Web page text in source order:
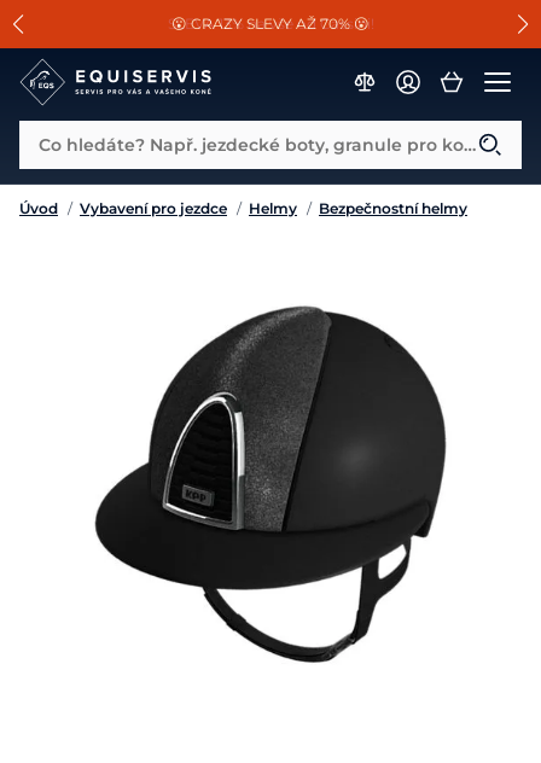
SLEVA 13% na vše od Cassini!
😮 CRAZY SLEVY AŽ 70% 😮
📐Pasování a doplňky k vybraným sedlům ZDARMA 🐴
Co hledáte? Např. jezdecké boty, granule pro koně...
Úvod / Vybavení pro jezdce / Helmy / Bezpečnostní helmy